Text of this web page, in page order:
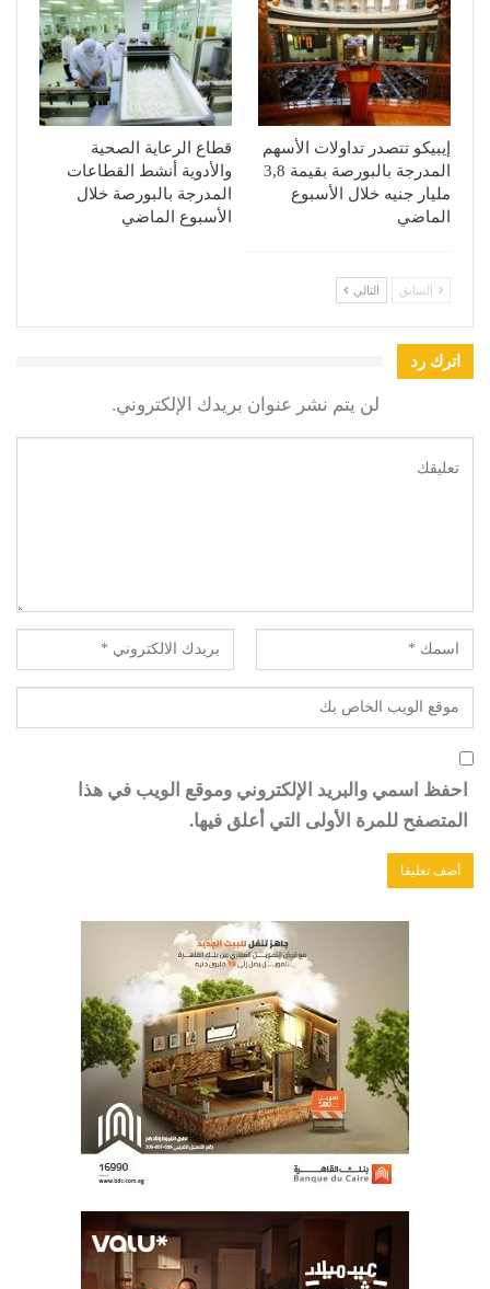
إيبيكو تتصدر تداولات الأسهم
المدرجة بالبورصة بقيمة 3,8
مليار جنيه خلال الأسبوع
الماضي
قطاع الرعاية الصحية
والأدوية أنشط القطاعات
المدرجة بالبورصة خلال
الأسبوع الماضي
السابق التالي
اترك رد
لن يتم نشر عنوان بريدك الإلكتروني.
احفظ اسمي والبريد الإلكتروني وموقع الويب في هذا
المتصفح للمرة الأولى التي أعلق فيها.